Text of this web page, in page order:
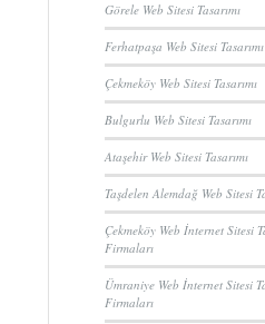
Görele Web Sitesi Tasarımı
Ferhatpaşa Web Sitesi Tasarımı
Çekmeköy Web Sitesi Tasarımı
Bulgurlu Web Sitesi Tasarımı
Ataşehir Web Sitesi Tasarımı
Taşdelen Alemdağ Web Sitesi
Çekmeköy Web İnternet Sitesi
Firmaları
Ümraniye Web İnternet Sitesi
Firmaları